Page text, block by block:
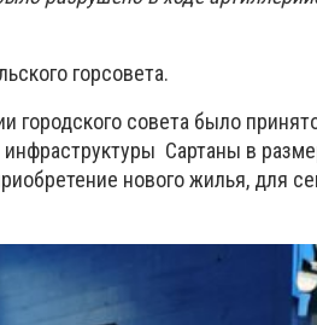
горсовета.
городского совета было
Сартаны в
нового жилья, для